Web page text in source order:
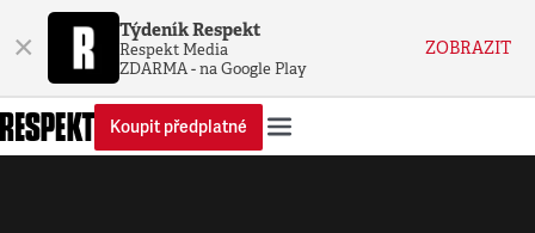
× Týdeník Respekt
Respekt Media
ZDARMA - na Google Play
ZOBRAZIT
Koupit předplatné